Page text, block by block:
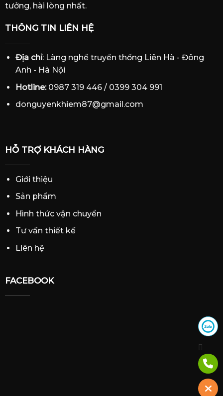
tưởng, hài lòng nhất.
THÔNG TIN LIÊN HỆ
Địa chỉ: Làng nghề truyền thống Liên Hà - Đông
Anh - Hà Nội
Hotline:0987 319 446 / 0399 304 991
donguyenkhiem87@gmail.com
HỖ TRỢ KHÁCH HÀNG
Giới thiệu
Sản phẩm
Hình thức vận chuyển
Tư vấn thiết kế
Liên hệ
FACEBOOK